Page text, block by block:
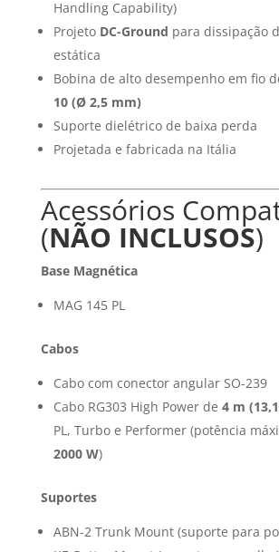
Handling Capability)
Projeto DC-Ground para dissipação
estática
Bobina de alto desempenho em fio
10 (Ø 2,5 mm)
Suporte dielétrico de baixa perda
Projetada e fabricada na Itália
Acessórios
(NÃO INCLUSOS)
Base Magnética
MAG 145 PL
Cabos
Cabo com conector angular SO-239
Cabo RG303 High Power de 4 m
PL, Turbo e Performer (potência
2000 W)
Suportes
ABN-2 Trunk Mount (suporte para